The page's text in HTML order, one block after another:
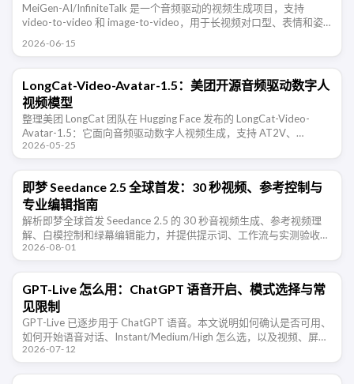
MeiGen-AI/InfiniteTalk 是一个音频驱动的视频生成项目，支持
video-to-video 和 image-to-video，用于长视频对口型、表情和姿
2026-06-15
LongCat-Video-Avatar-1.5：美团开源音频驱动数字人
视频模型
整理美团 LongCat 团队在 Hugging Face 发布的 LongCat-Video-
Avatar-1.5：它面向音频驱动数字人视频生成，支持 AT2V、
ATI2V、视频续写、单人和多人音频 …
2026-05-25
即梦 Seedance 2.5 全球首发：30 秒视频、参考控制与
专业编辑指南
解析即梦全球首发 Seedance 2.5 的 30 秒音视频生成、参考视频理
解、白模控制和绿幕编辑能力，并提供提示词、工作流与实测验收方
法。
2026-08-01
GPT-Live 怎么用：ChatGPT 语音开启、模式选择与常
见限制
GPT-Live 已逐步用于 ChatGPT 语音。本文说明如何确认是否可用、
如何开始语音对话、Instant/Medium/High 怎么选，以及视频、屏幕
共享和语言体验等限制。
2026-07-12